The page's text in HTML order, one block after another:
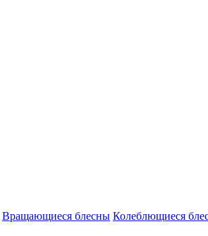
Вращающиеся блесны Колеблющиеся